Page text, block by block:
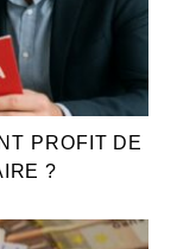
PROFIT DE
?